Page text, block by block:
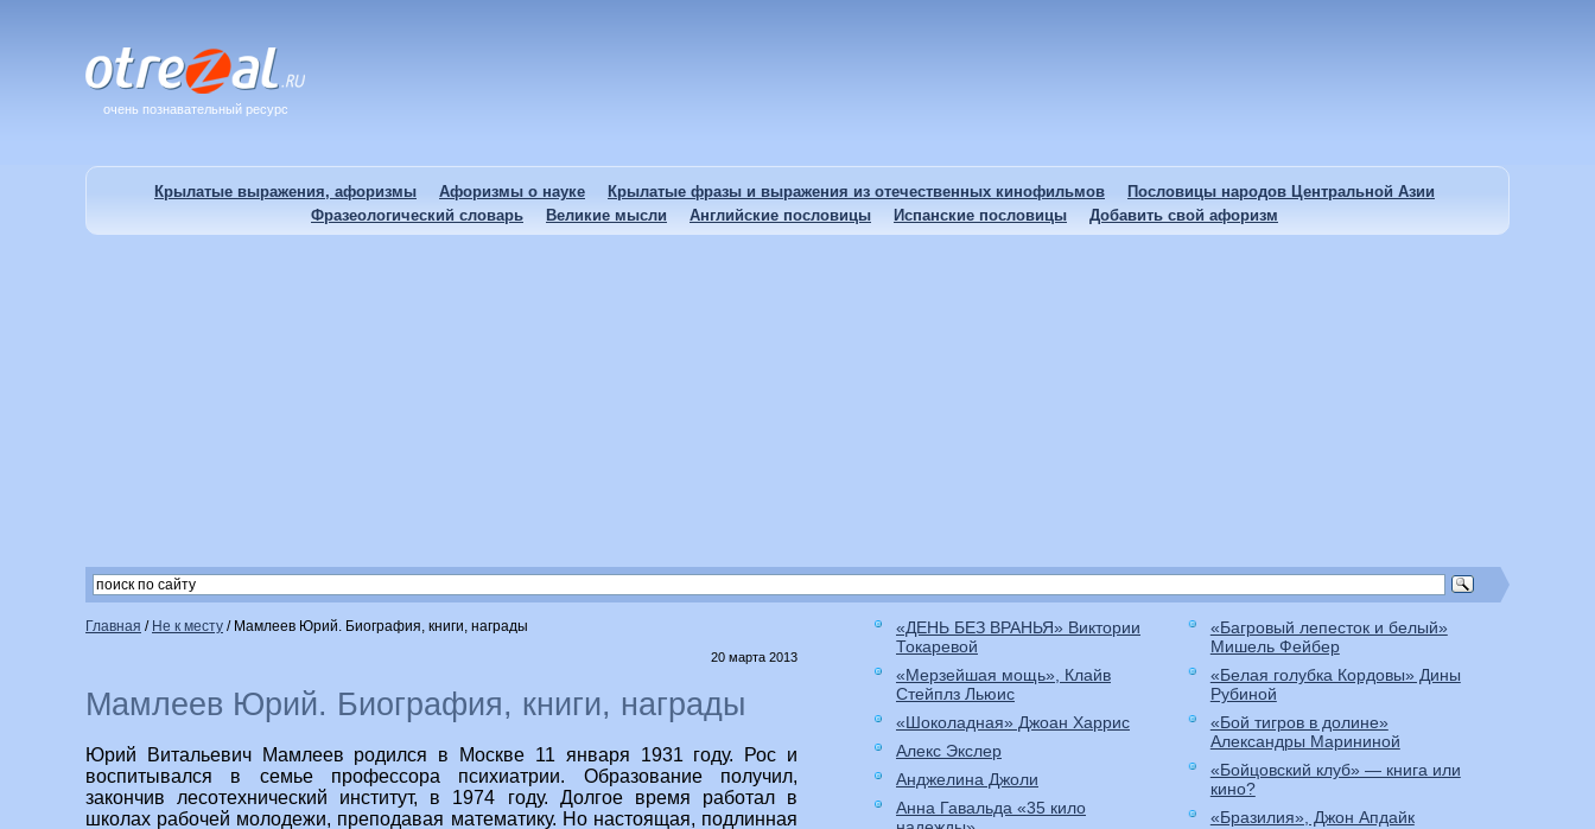
очень познавательный ресурс
Крылатые выражения, афоризмы Афоризмы о науке Крылатые фразы и выражения из отечественных кинофильмов
Пословицы народов Центральной Азии
Фразеологический словарь
Великие мысли Английские пословицы Испанские пословицы Добавить свой афоризм
Главная / Не к месту / Мамлеев Юрий. Биография, книги, награды
20 марта 2013
Мамлеев Юрий. Биография, книги, награды
Юрий Витальевич Мамлеев родился в Москве 11 января 1931 году. Рос и
воспитывался в семье профессора психиатрии. Образование получил,
закончив лесотехнический институт, в 1974 году. Долгое время работал в
школах рабочей молодежи, преподавая математику. Но настоящая, подлинная
«ДЕНЬ БЕЗ ВРАНЬЯ» Виктории
Токаревой
«Мерзейшая мощь», Клайв
Стейплз Льюис
«Шоколадная» Джоан Харрис
Алекс Экслер
Анджелина Джоли
Анна Гавальда «35 кило
«Багровый лепесток и белый»
Мишель Фейбер
«Белая голубка Кордовы» Дины
Рубиной
«Бой тигров в долине»
Александры Марининой
«Бойцовский клуб» — книга или
кино?
«Бразилия», Джон Апдайк